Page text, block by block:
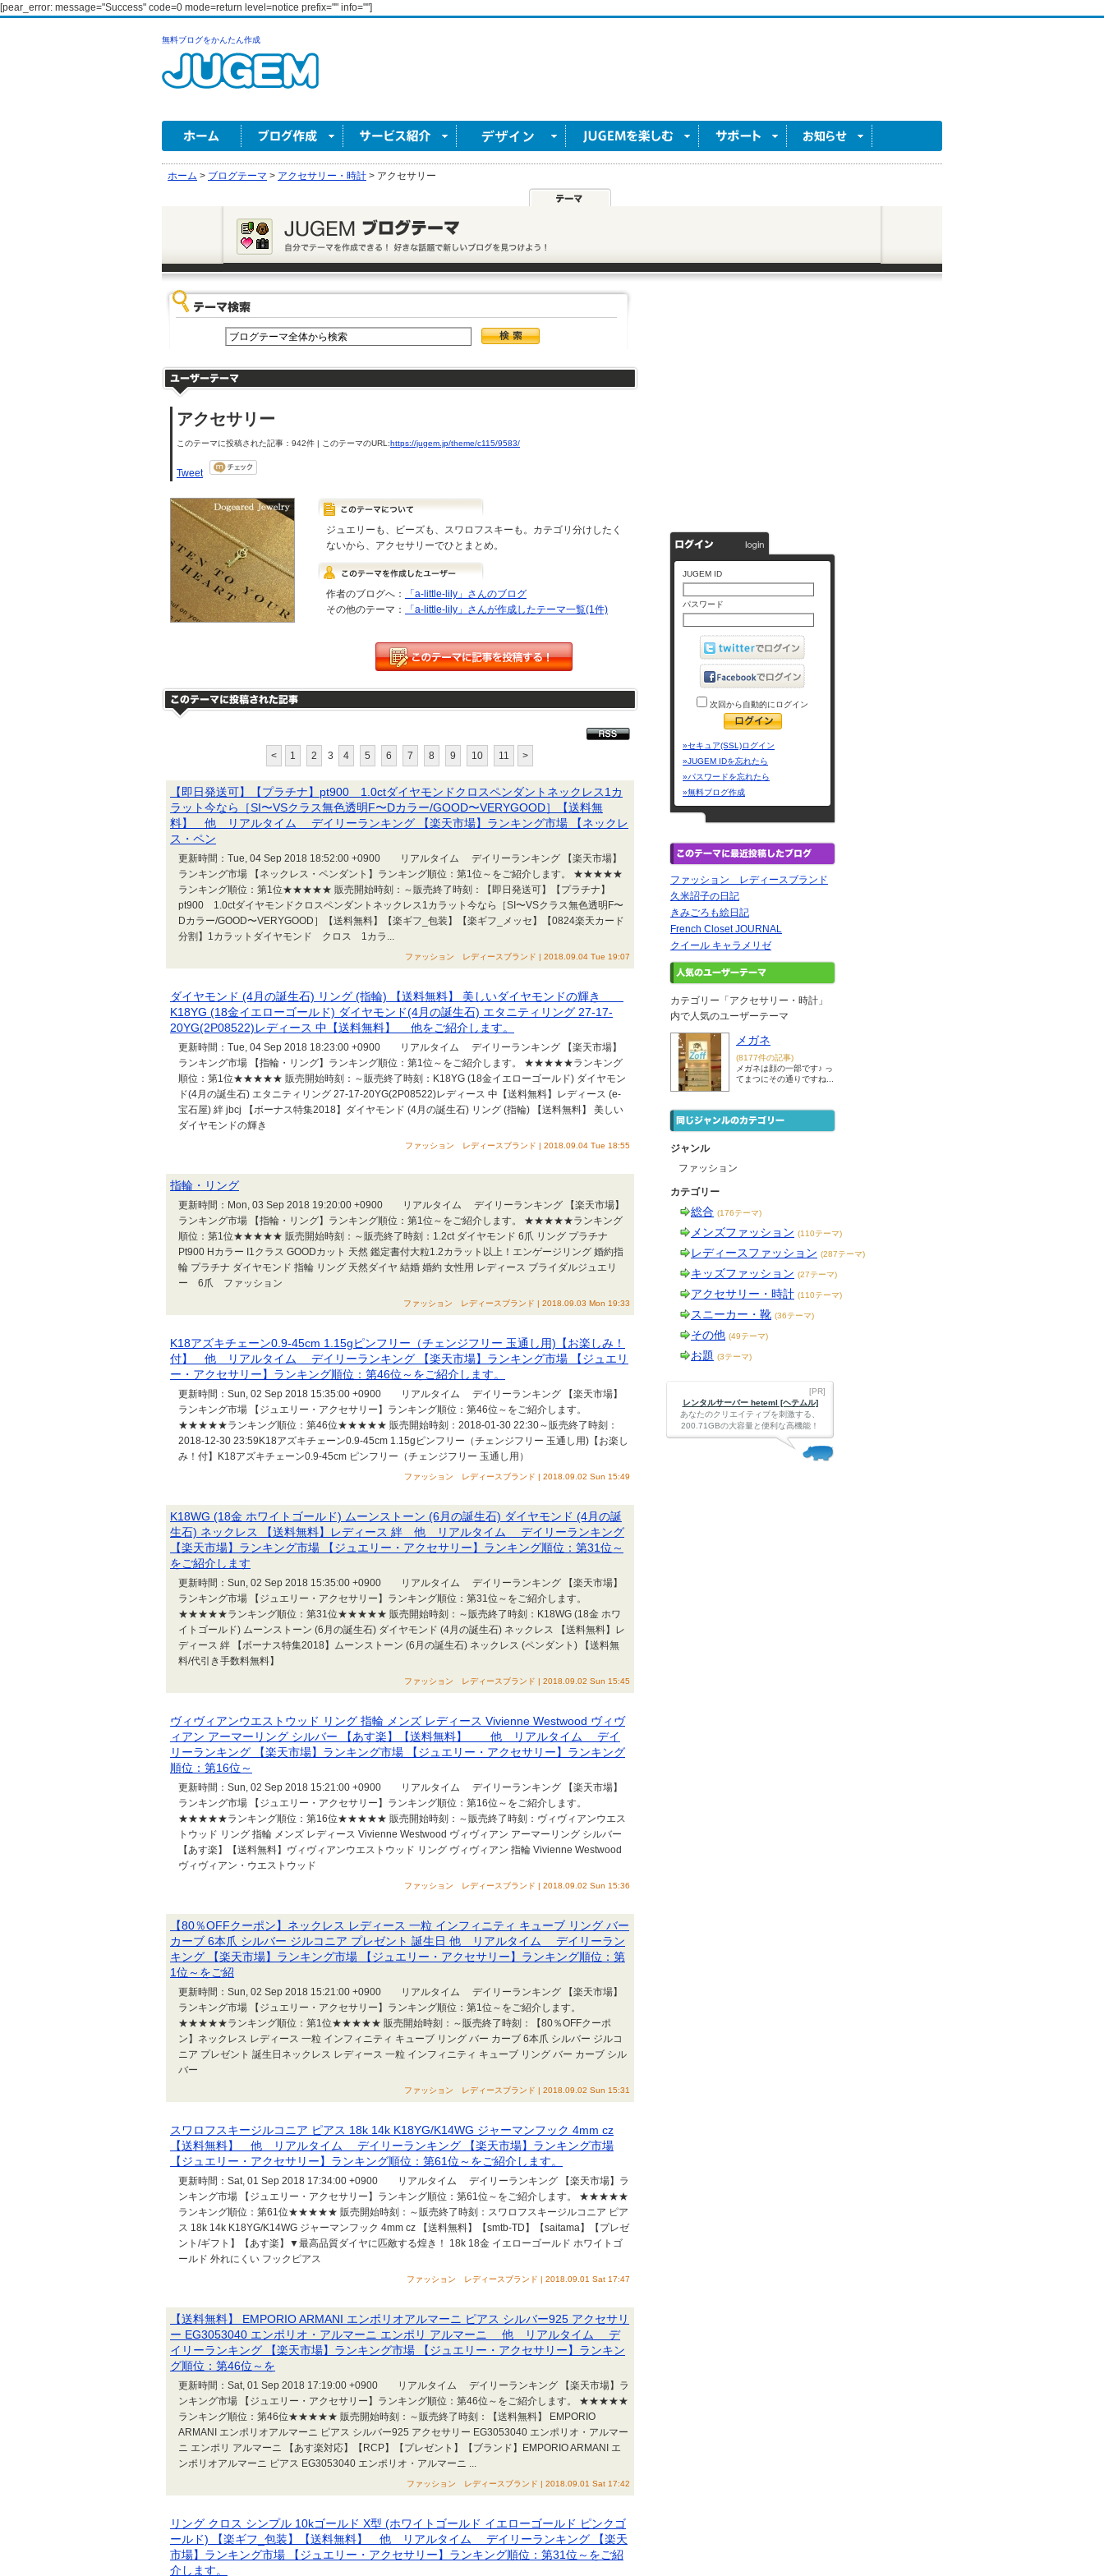
[pear_error: message="Success" code=0 mode=return level=notice prefix="" info=""]
無料ブログをかんたん作成
ホーム > ブログテーマ > アクセサリー・時計 > アクセサリー
アクセサリー
このテーマに投稿された記事：942件 | このテーマのURL:https://jugem.jp/theme/c115/9583/
Tweet
ジュエリーも、ビーズも、スワロフスキーも。カテゴリ分けしたく
ないから、アクセサリーでひとまとめ。
作者のブログへ：
「a-little-lily」さんのブログ
その他のテーマ：
「a-little-lily」さんが作成したテーマ一覧(1件)
< 1 2 3 4 5 6 7 8 9 10 11 >
【即日発送可】【プラチナ】pt900 1.0ctダイヤモンドクロスペンダントネックレス1カ
ラット今なら［SI〜VSクラス無色透明F〜Dカラー/GOOD〜VERYGOOD］【送料無
料】 他 リアルタイム デイリーランキング 【楽天市場】ランキング市場 【ネックレ
ス・ペン
更新時間：Tue, 04 Sep 2018 18:52:00 +0900 リアルタイム デイリーランキング 【楽天市場】
ランキング市場 【ネックレス・ペンダント】ランキング順位：第1位～をご紹介します。 ★★★★★
ランキング順位：第1位★★★★★ 販売開始時刻：～販売終了時刻：【即日発送可】【プラチナ】
pt900 1.0ctダイヤモンドクロスペンダントネックレス1カラット今なら［SI〜VSクラス無色透明F〜
Dカラー/GOOD〜VERYGOOD］【送料無料】【楽ギフ_包装】【楽ギフ_メッセ】【0824楽天カード
分割】1カラットダイヤモンド クロス 1カラ...
ファッション レディースブランド | 2018.09.04 Tue 19:07
ダイヤモンド (4月の誕生石) リング (指輪) 【送料無料】 美しいダイヤモンドの輝き
K18YG (18金イエローゴールド) ダイヤモンド(4月の誕生石) エタニティリング 27-17-
20YG(2P08522)レディース 中【送料無料】 他をご紹介します。
更新時間：Tue, 04 Sep 2018 18:23:00 +0900 リアルタイム デイリーランキング 【楽天市場】
ランキング市場 【指輪・リング】ランキング順位：第1位～をご紹介します。 ★★★★★ランキング
順位：第1位★★★★★ 販売開始時刻：～販売終了時刻：K18YG (18金イエローゴールド) ダイヤモン
ド(4月の誕生石) エタニティリング 27-17-20YG(2P08522)レディース 中【送料無料】レディース (e-
宝石屋) 絆 jbcj 【ボーナス特集2018】ダイヤモンド (4月の誕生石) リング (指輪) 【送料無料】 美しい
ダイヤモンドの輝き
ファッション レディースブランド | 2018.09.04 Tue 18:55
指輪・リング
更新時間：Mon, 03 Sep 2018 19:20:00 +0900 リアルタイム デイリーランキング 【楽天市場】
ランキング市場 【指輪・リング】ランキング順位：第1位～をご紹介します。 ★★★★★ランキング
順位：第1位★★★★★ 販売開始時刻：～販売終了時刻：1.2ct ダイヤモンド 6爪 リング プラチナ
Pt900 Hカラー I1クラス GOODカット 天然 鑑定書付大粒1.2カラット以上！エンゲージリング 婚約指
輪 プラチナ ダイヤモンド 指輪 リング 天然ダイヤ 結婚 婚約 女性用 レディース ブライダルジュエリ
ー 6爪 ファッション
ファッション レディースブランド | 2018.09.03 Mon 19:33
K18アズキチェーン0.9-45cm 1.15gピンフリー（チェンジフリー 玉通し用)【お楽しみ！
付】 他 リアルタイム デイリーランキング 【楽天市場】ランキング市場 【ジュエリ
ー・アクセサリー】ランキング順位：第46位～をご紹介します。
更新時間：Sun, 02 Sep 2018 15:35:00 +0900 リアルタイム デイリーランキング 【楽天市場】
ランキング市場 【ジュエリー・アクセサリー】ランキング順位：第46位～をご紹介します。
★★★★★ランキング順位：第46位★★★★★ 販売開始時刻：2018-01-30 22:30～販売終了時刻：
2018-12-30 23:59K18アズキチェーン0.9-45cm 1.15gピンフリー（チェンジフリー 玉通し用)【お楽し
み！付】K18アズキチェーン0.9-45cm ピンフリー（チェンジフリー 玉通し用）
ファッション レディースブランド | 2018.09.02 Sun 15:49
K18WG (18金 ホワイトゴールド) ムーンストーン (6月の誕生石) ダイヤモンド (4月の誕
生石) ネックレス 【送料無料】レディース 絆 他 リアルタイム デイリーランキング
【楽天市場】ランキング市場 【ジュエリー・アクセサリー】ランキング順位：第31位～
をご紹介します
更新時間：Sun, 02 Sep 2018 15:35:00 +0900 リアルタイム デイリーランキング 【楽天市場】
ランキング市場 【ジュエリー・アクセサリー】ランキング順位：第31位～をご紹介します。
★★★★★ランキング順位：第31位★★★★★ 販売開始時刻：～販売終了時刻：K18WG (18金 ホワ
イトゴールド) ムーンストーン (6月の誕生石) ダイヤモンド (4月の誕生石) ネックレス 【送料無料】レ
ディース 絆 【ボーナス特集2018】ムーンストーン (6月の誕生石) ネックレス (ペンダント) 【送料無
料/代引き手数料無料】
ファッション レディースブランド | 2018.09.02 Sun 15:45
ヴィヴィアンウエストウッド リング 指輪 メンズ レディース Vivienne Westwood ヴィヴ
ィアン アーマーリング シルバー 【あす楽】【送料無料】 他 リアルタイム デイ
リーランキング 【楽天市場】ランキング市場 【ジュエリー・アクセサリー】ランキング
順位：第16位～
更新時間：Sun, 02 Sep 2018 15:21:00 +0900 リアルタイム デイリーランキング 【楽天市場】
ランキング市場 【ジュエリー・アクセサリー】ランキング順位：第16位～をご紹介します。
★★★★★ランキング順位：第16位★★★★★ 販売開始時刻：～販売終了時刻：ヴィヴィアンウエス
トウッド リング 指輪 メンズ レディース Vivienne Westwood ヴィヴィアン アーマーリング シルバー
【あす楽】【送料無料】ヴィヴィアンウエストウッド リング ヴィヴィアン 指輪 Vivienne Westwood
ヴィヴィアン・ウエストウッド
ファッション レディースブランド | 2018.09.02 Sun 15:36
【80％OFFクーポン】ネックレス レディース 一粒 インフィニティ キューブ リング バー
カーブ 6本爪 シルバー ジルコニア プレゼント 誕生日 他 リアルタイム デイリーラン
キング 【楽天市場】ランキング市場 【ジュエリー・アクセサリー】ランキング順位：第
1位～をご紹
更新時間：Sun, 02 Sep 2018 15:21:00 +0900 リアルタイム デイリーランキング 【楽天市場】
ランキング市場 【ジュエリー・アクセサリー】ランキング順位：第1位～をご紹介します。
★★★★★ランキング順位：第1位★★★★★ 販売開始時刻：～販売終了時刻：【80％OFFクーポ
ン】ネックレス レディース 一粒 インフィニティ キューブ リング バー カーブ 6本爪 シルバー ジルコ
ニア プレゼント 誕生日ネックレス レディース 一粒 インフィニティ キューブ リング バー カーブ シル
バー
ファッション レディースブランド | 2018.09.02 Sun 15:31
スワロフスキージルコニア ピアス 18k 14k K18YG/K14WG ジャーマンフック 4mm cz
【送料無料】 他 リアルタイム デイリーランキング 【楽天市場】ランキング市場
【ジュエリー・アクセサリー】ランキング順位：第61位～をご紹介します。
更新時間：Sat, 01 Sep 2018 17:34:00 +0900 リアルタイム デイリーランキング 【楽天市場】ラ
ンキング市場 【ジュエリー・アクセサリー】ランキング順位：第61位～をご紹介します。 ★★★★★
ランキング順位：第61位★★★★★ 販売開始時刻：～販売終了時刻：スワロフスキージルコニア ピア
ス 18k 14k K18YG/K14WG ジャーマンフック 4mm cz 【送料無料】【smtb-TD】【saitama】【プレゼ
ント/ギフト】【あす楽】▼最高品質ダイヤに匹敵する煌き！ 18k 18金 イエローゴールド ホワイトゴ
ールド 外れにくい フックピアス
ファッション レディースブランド | 2018.09.01 Sat 17:47
【送料無料】 EMPORIO ARMANI エンポリオアルマーニ ピアス シルバー925 アクセサリ
ー EG3053040 エンポリオ・アルマーニ エンポリ アルマーニ 他 リアルタイム デ
イリーランキング 【楽天市場】ランキング市場 【ジュエリー・アクセサリー】ランキン
グ順位：第46位～を
更新時間：Sat, 01 Sep 2018 17:19:00 +0900 リアルタイム デイリーランキング 【楽天市場】ラ
ンキング市場 【ジュエリー・アクセサリー】ランキング順位：第46位～をご紹介します。 ★★★★★
ランキング順位：第46位★★★★★ 販売開始時刻：～販売終了時刻：【送料無料】 EMPORIO
ARMANI エンポリオアルマーニ ピアス シルバー925 アクセサリー EG3053040 エンポリオ・アルマー
ニ エンポリ アルマーニ 【あす楽対応】【RCP】【プレゼント】【ブランド】EMPORIO ARMANI エ
ンポリオアルマーニ ピアス EG3053040 エンポリオ・アルマーニ ...
ファッション レディースブランド | 2018.09.01 Sat 17:42
リング クロス シンプル 10kゴールド X型 (ホワイトゴールド イエローゴールド ピンクゴ
ールド) 【楽ギフ_包装】【送料無料】 他 リアルタイム デイリーランキング 【楽天
市場】ランキング市場 【ジュエリー・アクセサリー】ランキング順位：第31位～をご紹
介します。
JUGEM ID
パスワード
次回から自動的にログイン
»セキュア(SSL)ログイン
»JUGEM IDを忘れたら
»パスワードを忘れたら
»無料ブログ作成
ファッション レディースブランド
久米詔子の日記
きみごろも絵日記
French Closet JOURNAL
クイール キャラメリゼ
カテゴリー「アクセサリー・時計」
内で人気のユーザーテーマ
メガネ
(8177件の記事)
メガネは顔の一部です♪ っ
てまつにその通りですね...
ジャンル
ファッション
カテゴリー
総合 (176テーマ)
メンズファッション (110テーマ)
レディースファッション (287テーマ)
キッズファッション (27テーマ)
アクセサリー・時計 (110テーマ)
スニーカー・靴 (36テーマ)
その他 (49テーマ)
お題 (3テーマ)
[PR]
レンタルサーバー heteml [ヘテムル]
あなたのクリエイティブを刺激する、
200.71GBの大容量と便利な高機能！